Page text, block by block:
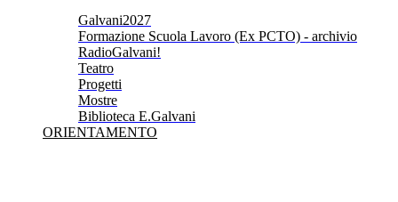
Galvani2027
Formazione Scuola Lavoro (Ex PCTO) - archivio
RadioGalvani!
Teatro
Progetti
Mostre
Biblioteca E.Galvani
ORIENTAMENTO